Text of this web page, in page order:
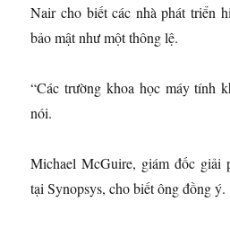
Nair cho biết các nhà phát triển
bảo mật như một thông lệ.
“Các trường khoa học máy tính
nói.
Michael McGuire, giám đốc giải
tại Synopsys, cho biết ông đồng ý.